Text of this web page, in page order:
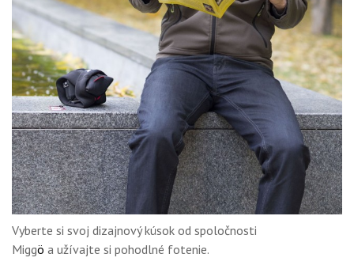
Vyberte si svoj dizajnový kúsok od spoločnosti
Miggö a užívajte si pohodlné fotenie.